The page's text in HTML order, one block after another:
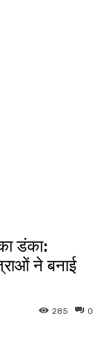
डंका:
ने बनाई
0
285